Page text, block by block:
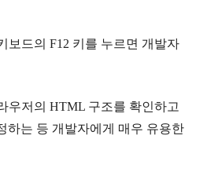
보드의 F12 키를 누르면 개발자
우저의 HTML 구조를 확인하고
하는 등 개발자에게 매우 유용한